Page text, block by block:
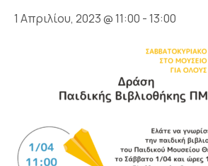
1 Απριλίου, 2023 @ 11:00 -13:00